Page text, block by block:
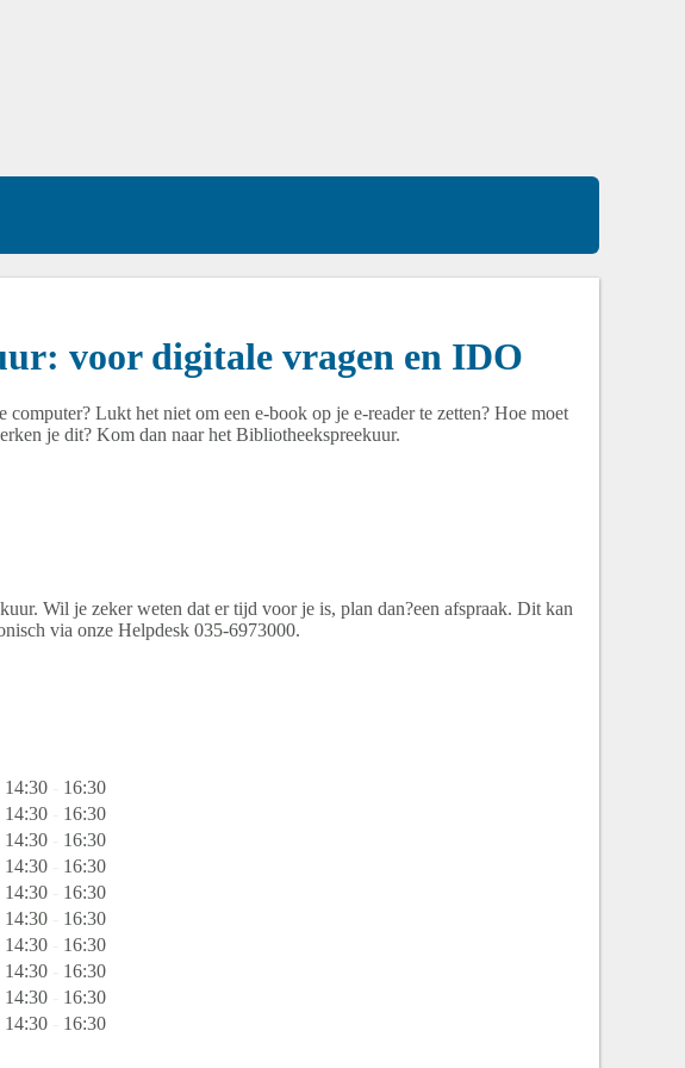
voor digitale vragen en IDO
Lukt het niet om een e-book op je e-reader te zetten? Hoe moet
je dit? Kom dan naar het Bibliotheekspreekuur.
Wil je zeker weten dat er tijd voor je is, plan dan?een afspraak. Dit kan
via onze Helpdesk 035-6973000.
14:30
16:30
14:30
16:30
14:30
16:30
14:30
16:30
14:30
16:30
14:30
16:30
14:30
16:30
14:30
16:30
14:30
16:30
14:30 16:30